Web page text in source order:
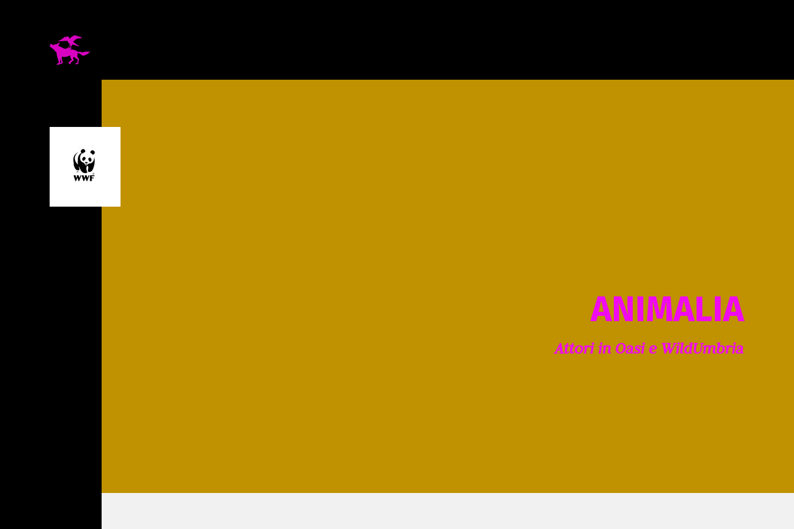
ANIMALIA
Attori in Oasi e WildUmbria